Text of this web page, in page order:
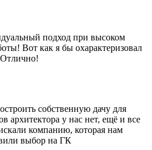
подход при высоком
Вот как я бы охарактеризовал
собственную дачу для
архитектора у нас нет, ещё и все
компанию, которая нам
выбор на ГК